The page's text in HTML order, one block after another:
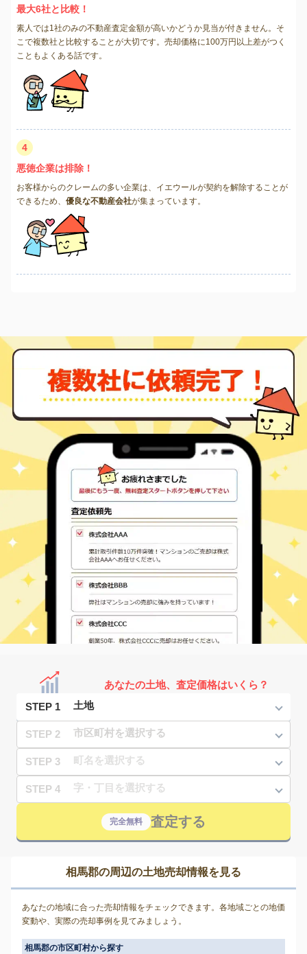
最大6社と比較！
素人では1社のみの不動産査定金額が高いかどうか見当が付きません。そ
こで複数社と比較することが大切です。売却価格に100万円以上差がつく
こともよくある話です。
4
悪徳企業は排除！
お客様からのクレームの多い企業は、イエウールが契約を解除することが
できるため、 優良な不動産会社が集まっています。
あなたの土地、査定価格はいくら？
STEP 1
STEP 2
STEP 3
STEP 4
完全無料 査定する
相馬郡の周辺の土地売却情報を見る
あなたの地域に合った売却情報をチェックできます。各地域ごとの地価
変動や、実際の売却事例を見てみましょう。
相馬郡の市区町村から探す